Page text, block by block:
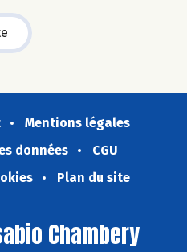
Mentions légales
données
CGU
Plan du site
Chambery